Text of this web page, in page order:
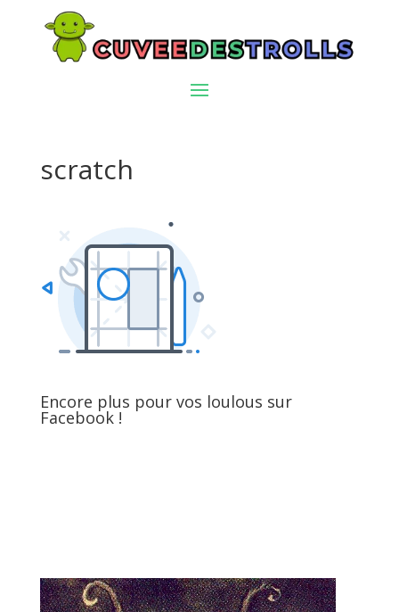
scratch
Encore plus pour vos loulous sur
Facebook !